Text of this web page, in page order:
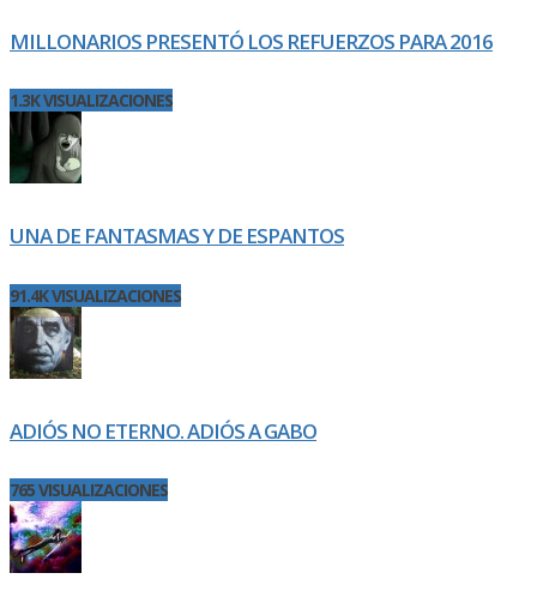
MILLONARIOS PRESENTÓ LOS REFUERZOS PARA 2016
1.3K VISUALIZACIONES
UNA DE FANTASMAS Y DE ESPANTOS
91.4K VISUALIZACIONES
ADIÓS NO ETERNO. ADIÓS A GABO
765 VISUALIZACIONES